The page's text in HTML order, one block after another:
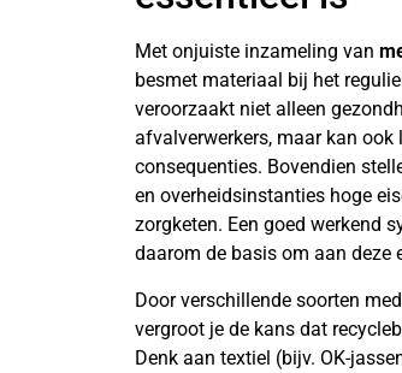
Met onjuiste inzameling van
besmet materiaal bij het
veroorzaakt niet alleen
afvalverwerkers, maar kan
consequenties. Bovendien
en overheidsinstanties hoge
zorgketen. Een goed werkend
daarom de basis om aan deze
Door verschillende soorten
vergroot je de kans dat
Denk aan textiel (bijv. OK-